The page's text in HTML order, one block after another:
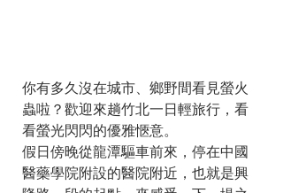
你有多久沒在城市、鄉野間看見螢火
蟲啦？歡迎來趟竹北一日輕旅行，看
看螢光閃閃的優雅愜意。
假日傍晚從龍潭驅車前來，停在中國
醫藥學院附設的醫院附近，也就是興